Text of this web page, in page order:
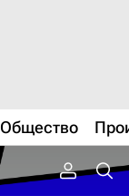
Общество